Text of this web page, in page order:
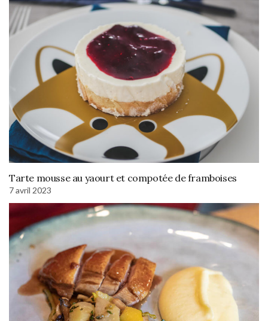
Tarte mousse au yaourt et compotée de framboises
7 avril 2023